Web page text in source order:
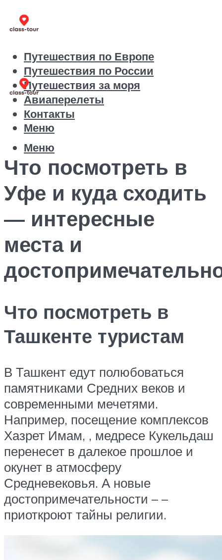
Путешествия по Европе
Путешествия по России
Путешествия за моря
Авиаперелеты
Контакты
Меню
Меню
Что посмотреть в
Уфе и куда сходить
— интересные
места и
Что посмотреть в
Ташкенте туристам
В Ташкент едут полюбоваться
памятниками Средних веков и
современными мечетями.
Например, посещение комплексов
Хазрет Имам, , медресе Кукельдаш
перенесет в далекое прошлое и
окунет в атмосферу
Средневековья. А новые
достопримечательности – –
приоткроют тайны религии.